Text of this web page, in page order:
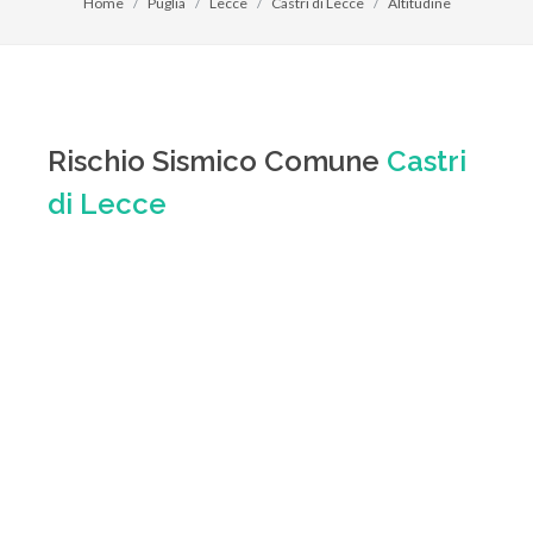
Rischio Sismico Comune Castri
di Lecce